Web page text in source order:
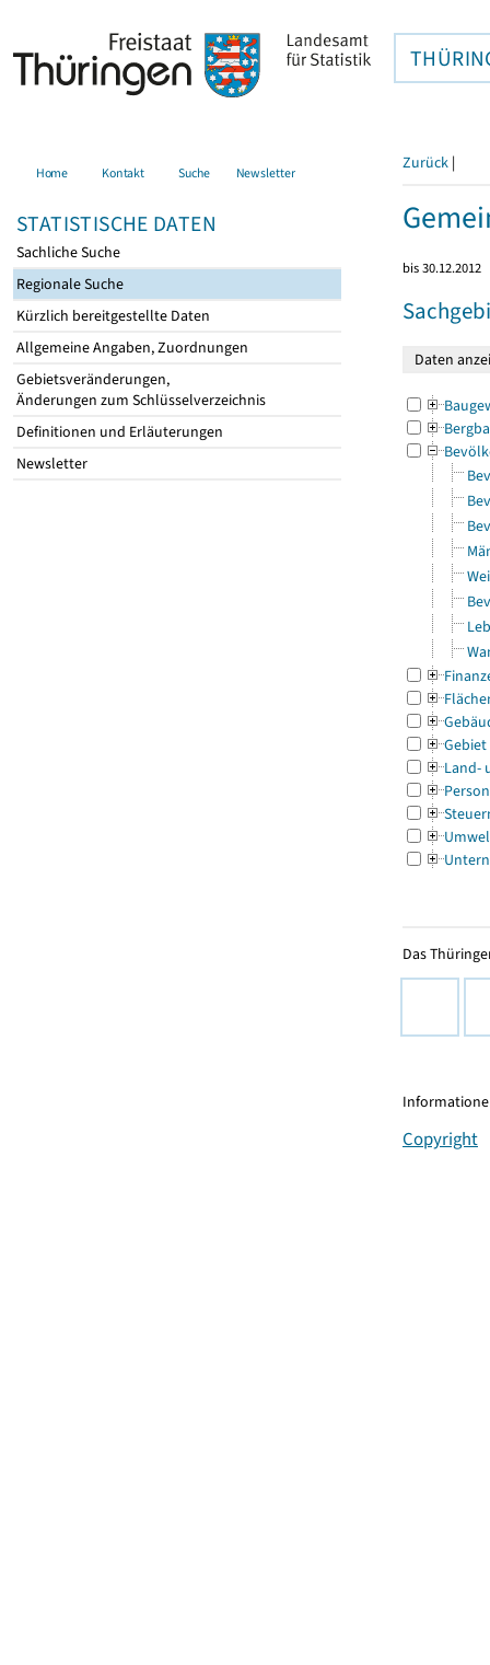
Home Kontakt Suche Newsletter
STATISTISCHE DATEN
Sachliche Suche
Regionale Suche
Kürzlich bereitgestellte Daten
Allgemeine Angaben, Zuordnungen
Gebietsveränderungen,
Änderungen zum Schlüsselverzeichnis
Definitionen und Erläuterungen
Newsletter
Zurück |
bis 30.12.2012
Gebiet
Land-
Das
Copyright